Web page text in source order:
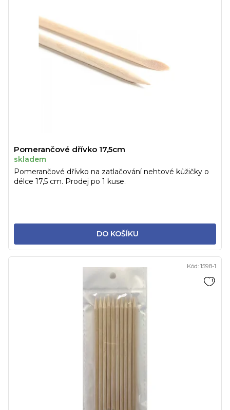
Pomerančové dřívko 17,5cm
skladem
DO KOŠÍKU
Pomerančové dřívko na zatlačování nehtové kůžičky o
délce 17,5 cm. Prodej po 1 kuse.
Kód: 1598-1